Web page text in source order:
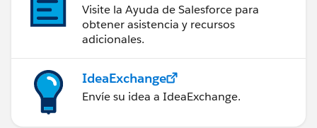
Visite la Ayuda de Salesforce para
obtener asistencia y recursos
adicionales.
IdeaExchange
Envíe su idea a IdeaExchange.